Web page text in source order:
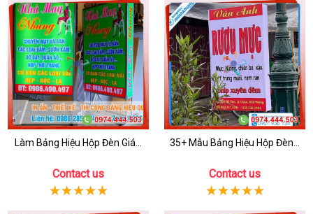
Làm Bảng Hiệu Hộp Đèn Giá...
Contact us
35+ Mẫu Bảng Hiệu Hộp Đèn...
Contact us